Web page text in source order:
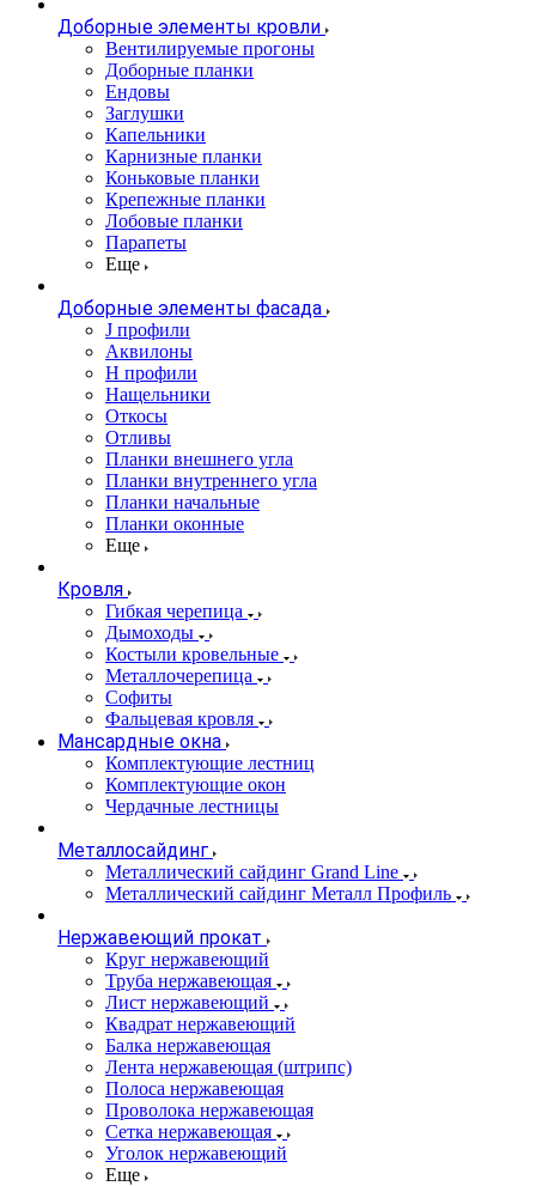
Доборные элементы кровли
Вентилируемые прогоны
Доборные планки
Ендовы
Заглушки
Капельники
Карнизные планки
Коньковые планки
Крепежные планки
Лобовые планки
Парапеты
Еще
Доборные элементы фасада
J профили
Аквилоны
Н профили
Нащельники
Откосы
Отливы
Планки внешнего угла
Планки внутреннего угла
Планки начальные
Планки оконные
Еще
Кровля
Гибкая черепица
Дымоходы
Костыли кровельные
Металлочерепица
Софиты
Фальцевая кровля
Мансардные окна
Комплектующие лестниц
Комплектующие окон
Чердачные лестницы
Металлосайдинг
Металлический сайдинг Grand Line
Металлический сайдинг Металл Профиль
Нержавеющий прокат
Круг нержавеющий
Труба нержавеющая
Лист нержавеющий
Квадрат нержавеющий
Балка нержавеющая
Лента нержавеющая (штрипс)
Полоса нержавеющая
Проволока нержавеющая
Сетка нержавеющая
Уголок нержавеющий
Еще